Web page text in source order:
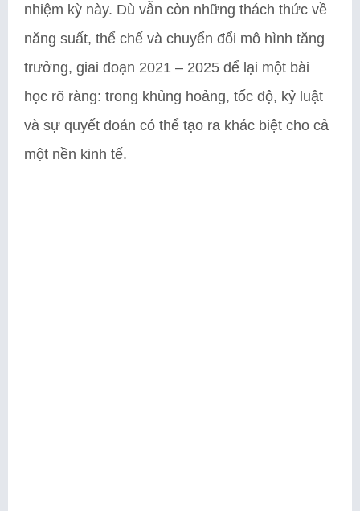
nhiệm kỳ này. Dù vẫn còn những thách thức về
năng suất, thể chế và chuyển đổi mô hình tăng
trưởng, giai đoạn 2021 – 2025 để lại một bài
học rõ ràng: trong khủng hoảng, tốc độ, kỷ luật
và sự quyết đoán có thể tạo ra khác biệt cho cả
một nền kinh tế.